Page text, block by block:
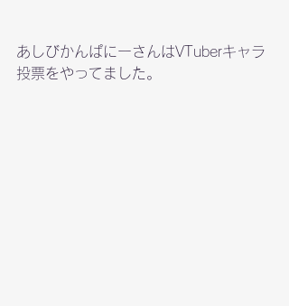
あしびかんぱにーさんはVTuberキャラ
投票をやってました。